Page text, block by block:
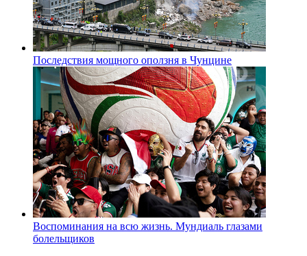
Последствия мощного оползня в Чунцине
Воспоминания на всю жизнь. Мундиаль глазами
болельщиков